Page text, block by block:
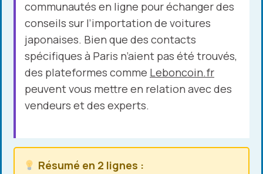
communautés en ligne pour échanger des
conseils sur l’importation de voitures
japonaises. Bien que des contacts
spécifiques à Paris n’aient pas été trouvés,
des plateformes comme Leboncoin.fr
peuvent vous mettre en relation avec des
vendeurs et des experts.
Résumé en 2 lignes :